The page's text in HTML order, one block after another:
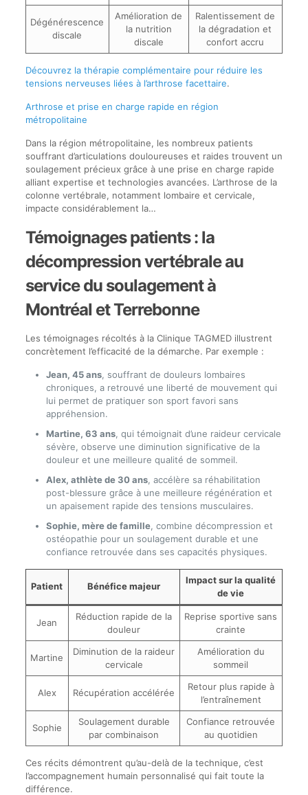
Dégénérescence
discale
Amélioration de
la nutrition
discale
Ralentissement de
la dégradation et
confort accru
Découvrez la thérapie complémentaire pour réduire les
tensions nerveuses liées à l’arthrose facettaire.
Arthrose et prise en charge rapide en région
métropolitaine
Dans la région métropolitaine, les nombreux patients
souffrant d’articulations douloureuses et raides trouvent un
soulagement précieux grâce à une prise en charge rapide
alliant expertise et technologies avancées. L’arthrose de la
colonne vertébrale, notamment lombaire et cervicale,
impacte considérablement la…
Témoignages patients : la
décompression vertébrale au
service du soulagement à
Montréal et Terrebonne
Les témoignages récoltés à la Clinique TAGMED illustrent
concrètement l’efficacité de la démarche. Par exemple :
Jean, 45 ans, souffrant de douleurs lombaires
chroniques, a retrouvé une liberté de mouvement qui
lui permet de pratiquer son sport favori sans
appréhension.
Martine, 63 ans, qui témoignait d’une raideur cervicale
sévère, observe une diminution significative de la
douleur et une meilleure qualité de sommeil.
Alex, athlète de 30 ans, accélère sa réhabilitation
post-blessure grâce à une meilleure régénération et
un apaisement rapide des tensions musculaires.
Sophie, mère de famille, combine décompression et
ostéopathie pour un soulagement durable et une
confiance retrouvée dans ses capacités physiques.
Patient Bénéfice majeur
Impact sur la qualité
de vie
Jean
Réduction rapide de la
douleur
Reprise sportive sans
crainte
Martine
Diminution de la raideur
cervicale
Amélioration du
sommeil
Alex Récupération accélérée
Retour plus rapide à
l’entraînement
Sophie
Soulagement durable
par combinaison
Confiance retrouvée
au quotidien
Ces récits démontrent qu’au-delà de la technique, c’est
l’accompagnement humain personnalisé qui fait toute la
différence.